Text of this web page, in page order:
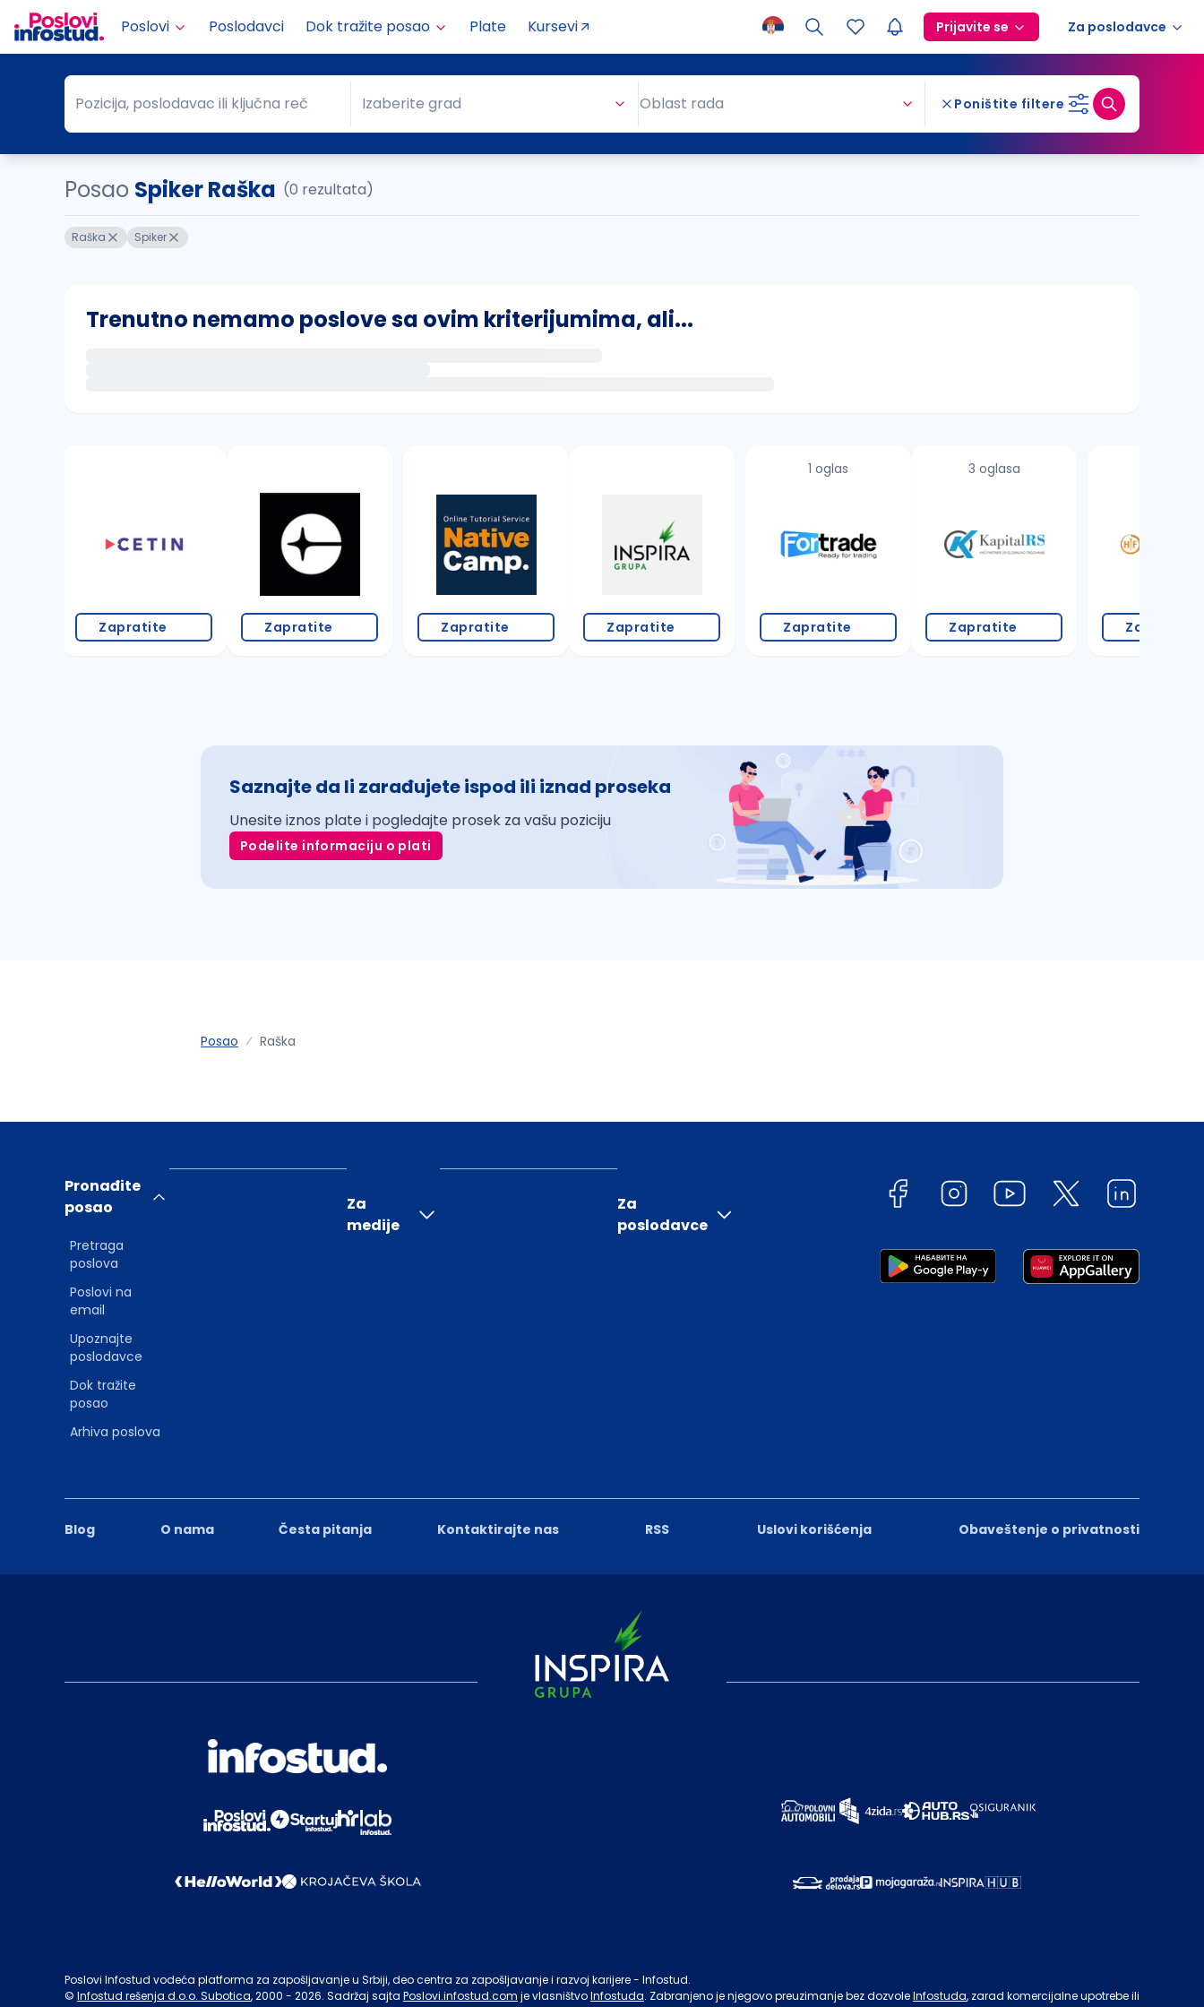
Poslovi Poslodavci Dok tražite posao Plate Kursevi Prijavite se Za poslodavce
Pozicija, poslodavac ili ključna reč
Pozicija, poslodavac ili ključna reč Grad
Izaberite grad Oblast rada Poništite filtere
Posao Spiker Raška (0 rezultata)
Raška Spiker
Trenutno nemamo poslove sa ovim kriterijumima, ali...
proverite pravopisne greške (koristite č, ć, š, đ, ž, dž)
povećajte radijus za odabrani grad
Zapratite Zapratite Zapratite Zapratite
1 oglas
Zapratite
3 oglasa
Zapratite Zapratite
Saznajte da li zarađujete ispod ili iznad proseka
Unesite iznos plate i pogledajte prosek za vašu poziciju
Podelite informaciju o plati
Posao Raška
Blog O nama Česta pitanja Kontaktirajte nas RSS Uslovi korišćenja Obaveštenje o privatnosti
Pronađite
posao
Pretraga
poslova
Poslovi na
email
Upoznajte
poslodavce
Dok tražite
posao
Arhiva poslova
Za
medije
Za
poslodavce
Poslovi Infostud vodeća platforma za zapošljavanje u Srbiji, deo centra za zapošljavanje i razvoj karijere - Infostud.
© Infostud rešenja d.o.o. Subotica, 2000 - 2026. Sadržaj sajta Poslovi.infostud.com je vlasništvoInfostuda. Zabranjeno je njegovo preuzimanje bez dozvoleInfostuda, zarad komercijalne upotrebe ili